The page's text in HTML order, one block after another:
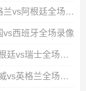
07月16日世界杯半决赛英格兰vs阿根廷全场录像
西班牙全场录像
07月12日世界杯1/4决赛阿根廷vs瑞士全场录像
07月12日世界杯1/4决赛挪威vs英格兰全场录像